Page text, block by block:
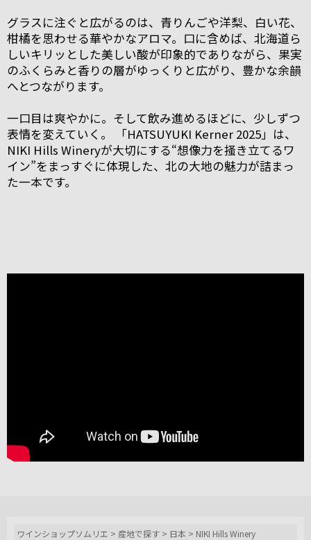
グラスに注ぐと広がるのは、青りんごや洋梨、白い花、
柑橘を思わせる華やかなアロマ。口に含めば、北海道ら
しいキリッとした美しい酸が印象的でありながら、果実
のふくらみと香りの層がゆっくりと広がり、豊かな余韻
へとつながります。
一口目は爽やかに。そして飲み進めるほどに、少しずつ
表情を変えていく。 「HATSUYUKI Kerner 2025」は、
NIKI Hills Wineryが大切にする“想像力を掻き立てるワ
イン”をまっすぐに体現した、北の大地の魅力が詰まっ
た一本です。
ワインショップソムリエ > 産地で探す > 日本 > NIKI Hills Winery